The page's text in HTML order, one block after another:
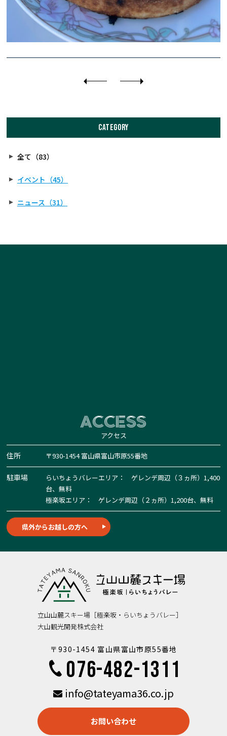
CATEGORY
全て（83）
イベント（45）
ニュース（31）
ACCESS
アクセス
住所 〒930-1454 富山県富山市原55番地
駐車場
らいちょうバレーエリア： ゲレンデ周辺（３ヵ所）1,400
台、無料
極楽坂エリア： ゲレンデ周辺（２ヵ所）1,200台、無料
県外からお越しの方へ
立山山麓スキー場［極楽坂・らいちょうバレー］
大山観光開発株式会社
〒930-1454 富山県富山市原55番地
076-482-1311
info@tateyama36.co.jp
お問い合わせ